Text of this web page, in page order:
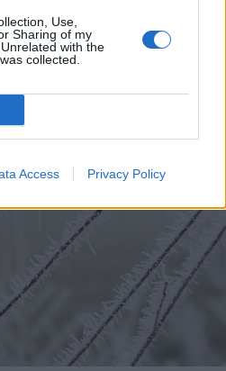
Use,
Sharing of my
with the
collected.
Access Privacy Policy
leváltásához